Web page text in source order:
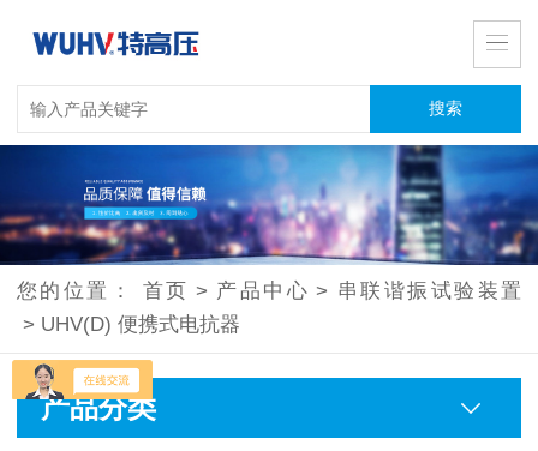
您的位置： 首页 > 产品中心 > 串联谐振试验装置
> UHV(D) 便携式电抗器
产品分类